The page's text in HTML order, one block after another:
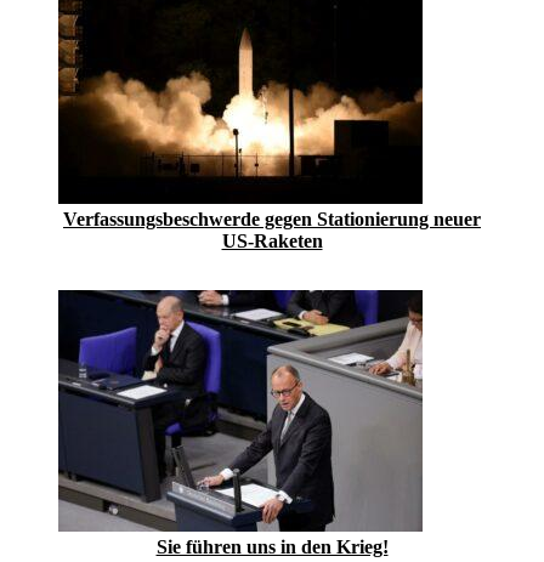
Verfassungsbeschwerde gegen Stationierung neuer
US-Raketen
Sie führen uns in den Krieg!